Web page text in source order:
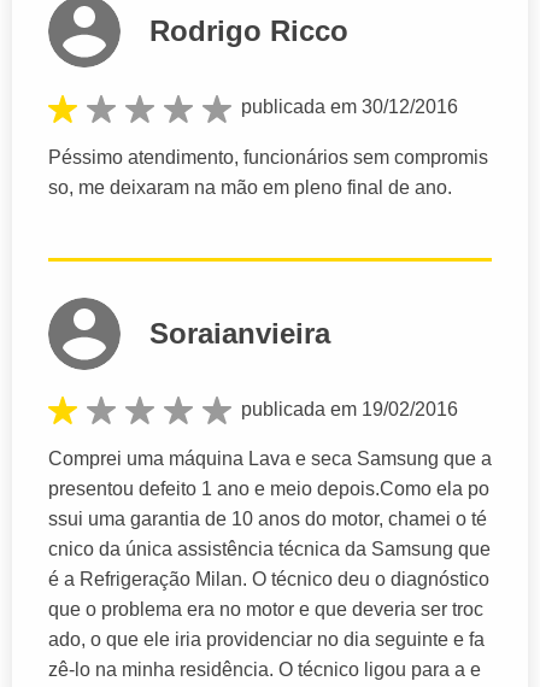
Rodrigo Ricco
publicada em 30/12/2016
Péssimo atendimento, funcionários sem compromis
so, me deixaram na mão em pleno final de ano.
Soraianvieira
publicada em 19/02/2016
Comprei uma máquina Lava e seca Samsung que a
presentou defeito 1 ano e meio depois.Como ela po
ssui uma garantia de 10 anos do motor, chamei o té
cnico da única assistência técnica da Samsung que
é a Refrigeração Milan. O técnico deu o diagnóstico
que o problema era no motor e que deveria ser troc
ado, o que ele iria providenciar no dia seguinte e fa
zê-lo na minha residência. O técnico ligou para a e